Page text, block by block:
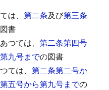
は、 第二条及び第三条
書
つては、 第二条第四号
九号までの図書
ては、 第二条第二号か
五号から第九号までの